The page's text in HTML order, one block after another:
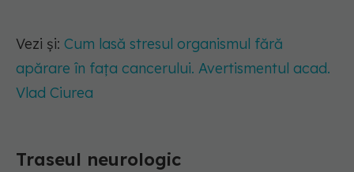
Vezi și: Cum lasă stresul organismul fără
apărare în fața cancerului. Avertismentul acad.
Vlad Ciurea
Traseul neurologic